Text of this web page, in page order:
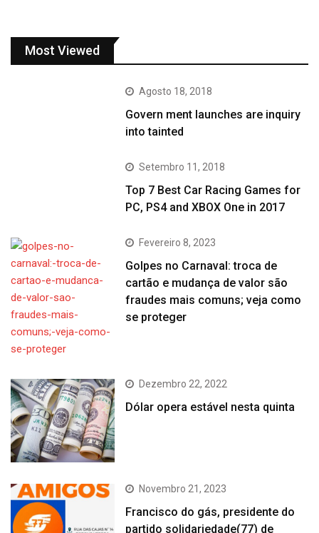
Most Viewed
Agosto 18, 2018
Govern ment launches are inquiry
into tainted
Setembro 11, 2018
Top 7 Best Car Racing Games for
PC, PS4 and XBOX One in 2017
Fevereiro 8, 2023
Golpes no Carnaval: troca de
cartão e mudança de valor são
fraudes mais comuns; veja como
se proteger
Dezembro 22, 2022
Dólar opera estável nesta quinta
Novembro 21, 2023
Francisco do gás, presidente do
partido solidariedade(77) de